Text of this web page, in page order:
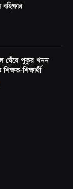
ঘেঁষে পুকুর খনন
শিক্ষার্থী